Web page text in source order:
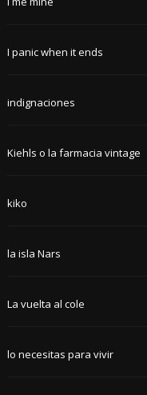
I panic when it ends
indignaciones
Kiehls o la farmacia vintage
kiko
la isla Nars
La vuelta al cole
lo necesitas para vivir